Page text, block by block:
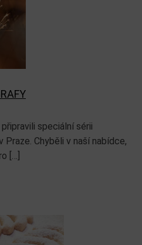
speciální sérii
Chyběli v naší nabídce,
[…]